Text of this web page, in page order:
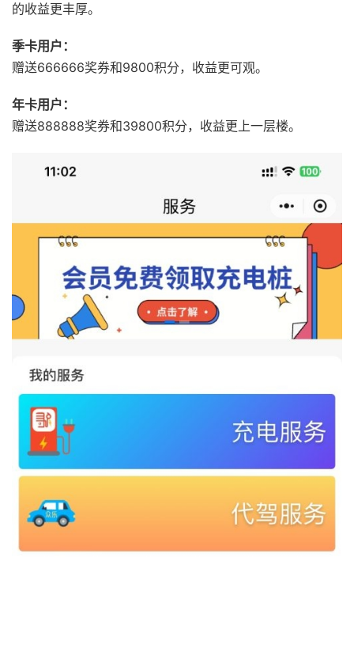
的收益更丰厚。
季卡用户：
赠送666666奖券和9800积分， 收益更可观。
年卡用户：
赠送888888奖券和39800积分， 收益更上一层楼。